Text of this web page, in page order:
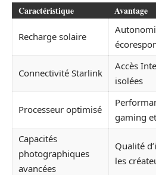
Caractéristique Avantage
Recharge solaire
Connectivité Starlink
Accès
isolées
Processeur optimisé
gaming
Capacités
photographiques
avancées
Qualité
les